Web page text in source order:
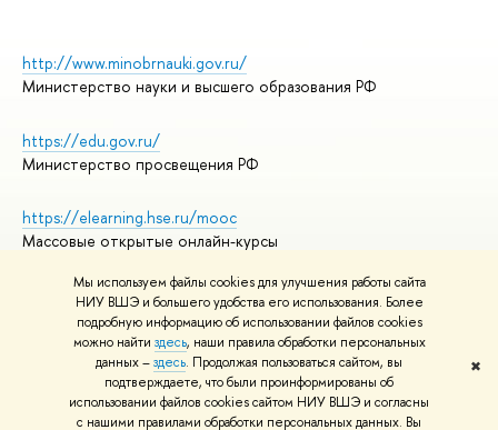
Мы используем файлы cookies для улучшения работы сайта
НИУ ВШЭ и большего удобства его использования. Более
подробную информацию об использовании файлов cookies
можно найти здесь, наши правила обработки персональных
данных –здесь. Продолжая пользоваться сайтом, вы
подтверждаете, что были проинформированы об
использовании файлов cookies сайтом НИУ ВШЭ и согласны
с нашими правилами обработки персональных данных. Вы
✖
http://www.minobrnauki.gov.ru/
Министерство науки и высшего образования РФ
https://edu.gov.ru/
Министерство просвещения РФ
https://elearning.hse.ru/mooc
Массовые открытые онлайн-курсы
© НИУ ВШЭ 1993–2026
Адреса и контакты
Условия использования материалов
Политика конфиденциальности
Правила применения рекомендательных технологий в НИУ ВШЭ